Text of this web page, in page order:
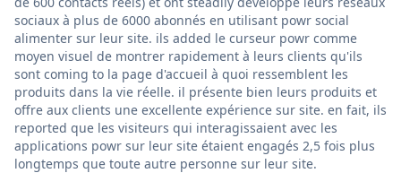
sociaux à plus de 6000 abonnés en utilisant powr social
alimenter sur leur site. ils added le curseur powr comme
moyen visuel de montrer rapidement à leurs clients qu'ils
sont coming to la page d'accueil à quoi ressemblent les
produits dans la vie réelle. il présente bien leurs produits et
offre aux clients une excellente expérience sur site. en fait, ils
reported que les visiteurs qui interagissaient avec les
applications powr sur leur site étaient engagés 2,5 fois plus
longtemps que toute autre personne sur leur site.